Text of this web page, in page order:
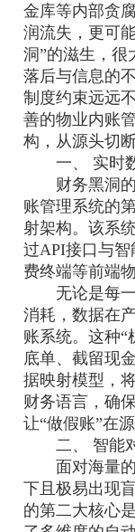
金库等内部贪
润流失，更可
洞”的滋生，很
落后与信息的
制度约束远远
善的物业内账
构，从源头切
一、 实时数
财务黑洞的
账管理系统的
射架构。该系
过API接口与
费终端等前端
无论是每一
消耗，数据在
账系统。这种“
底单、截留现
据映射模型，
财务语言，确
让“做假账”在
二、 智能对
面对海量的
下且极易出现
的第二大核心